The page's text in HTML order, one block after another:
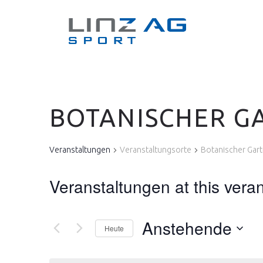
BOTANISCHER
Veranstaltungen Veranstaltungsorte Botanischer
Veranstaltungen at this
Heute Anstehende